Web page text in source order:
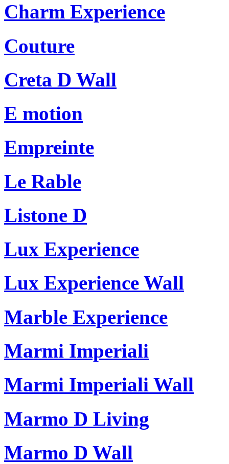
Charm Experience
Couture
Creta D Wall
E motion
Empreinte
Le Rable
Listone D
Lux Experience
Lux Experience Wall
Marble Experience
Marmi Imperiali
Marmi Imperiali Wall
Marmo D Living
Marmo D Wall